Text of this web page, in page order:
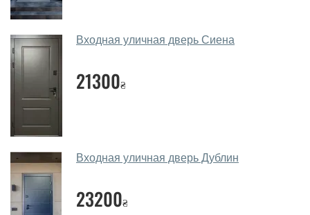
Да, делаем. Наши специалисты могут произвести
замер и консультацию на выезде. Каждый сотрудник
имеет с собой каталоги цветов и узоров. После
замера и консультации Вы можете оформить заявку
не посещая наш офис.
Сколько стоит вызвать замерщика?
Вызов замерщика-консультанта стоит 450 грн.
Вы производите установку входных
Входная уличная дверь Сиена
21300₴
Входная уличная дверь Дублин
23200₴